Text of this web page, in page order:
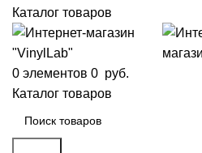
Каталог товаров
0 элементов 0 руб.
Каталог товаров